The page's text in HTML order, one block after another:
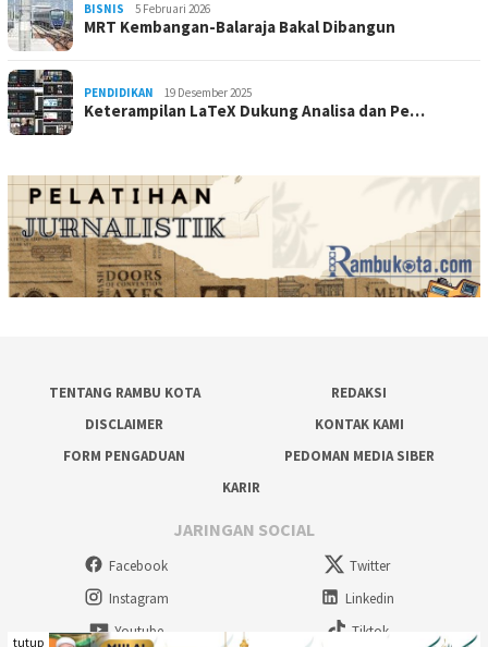
BISNIS 5 Februari 2026
MRT Kembangan-Balaraja Bakal Dibangun
PENDIDIKAN 19 Desember 2025
Keterampilan LaTeX Dukung Analisa dan Pe…
TENTANG RAMBU KOTA
REDAKSI
DISCLAIMER
KONTAK KAMI
FORM PENGADUAN
PEDOMAN MEDIA SIBER
KARIR
JARINGAN SOCIAL
Facebook
Twitter
Instagram
Linkedin
Youtube
Tiktok
tutup